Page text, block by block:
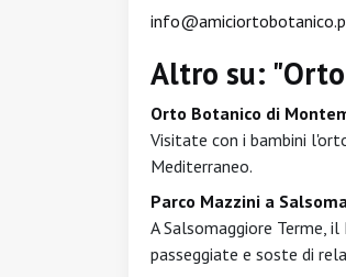
Altro su:
Orto Botanico di
Visitate con i bambini
Mediterraneo.
Parco Mazzini a
A Salsomaggiore Terme,
passeggiate e soste di